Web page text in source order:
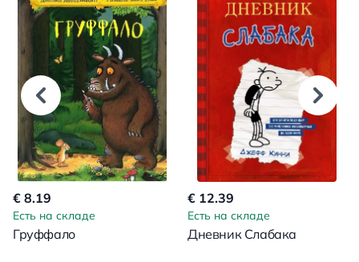
€ 8.19
Есть на складе
Груффало
€ 12.39
Есть на складе
Дневник Слабака